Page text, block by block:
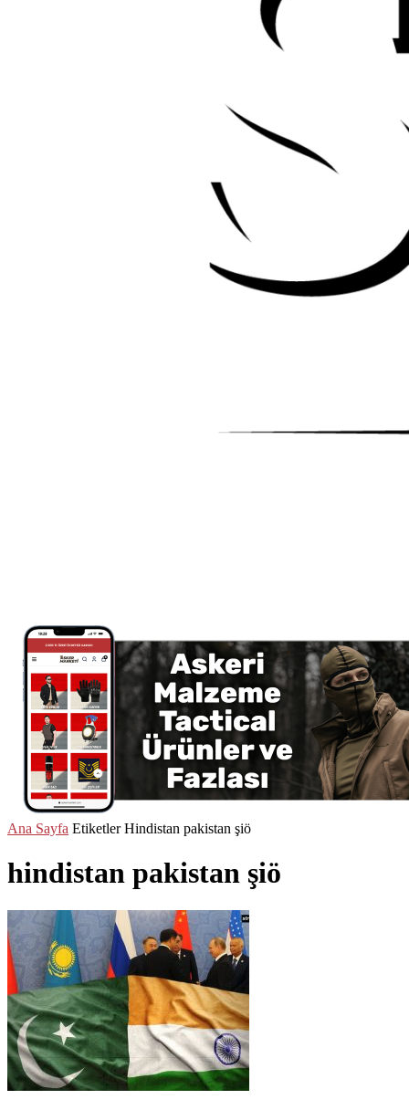
Ana Sayfa Etiketler Hindistan pakistan şiö
hindistan pakistan şiö